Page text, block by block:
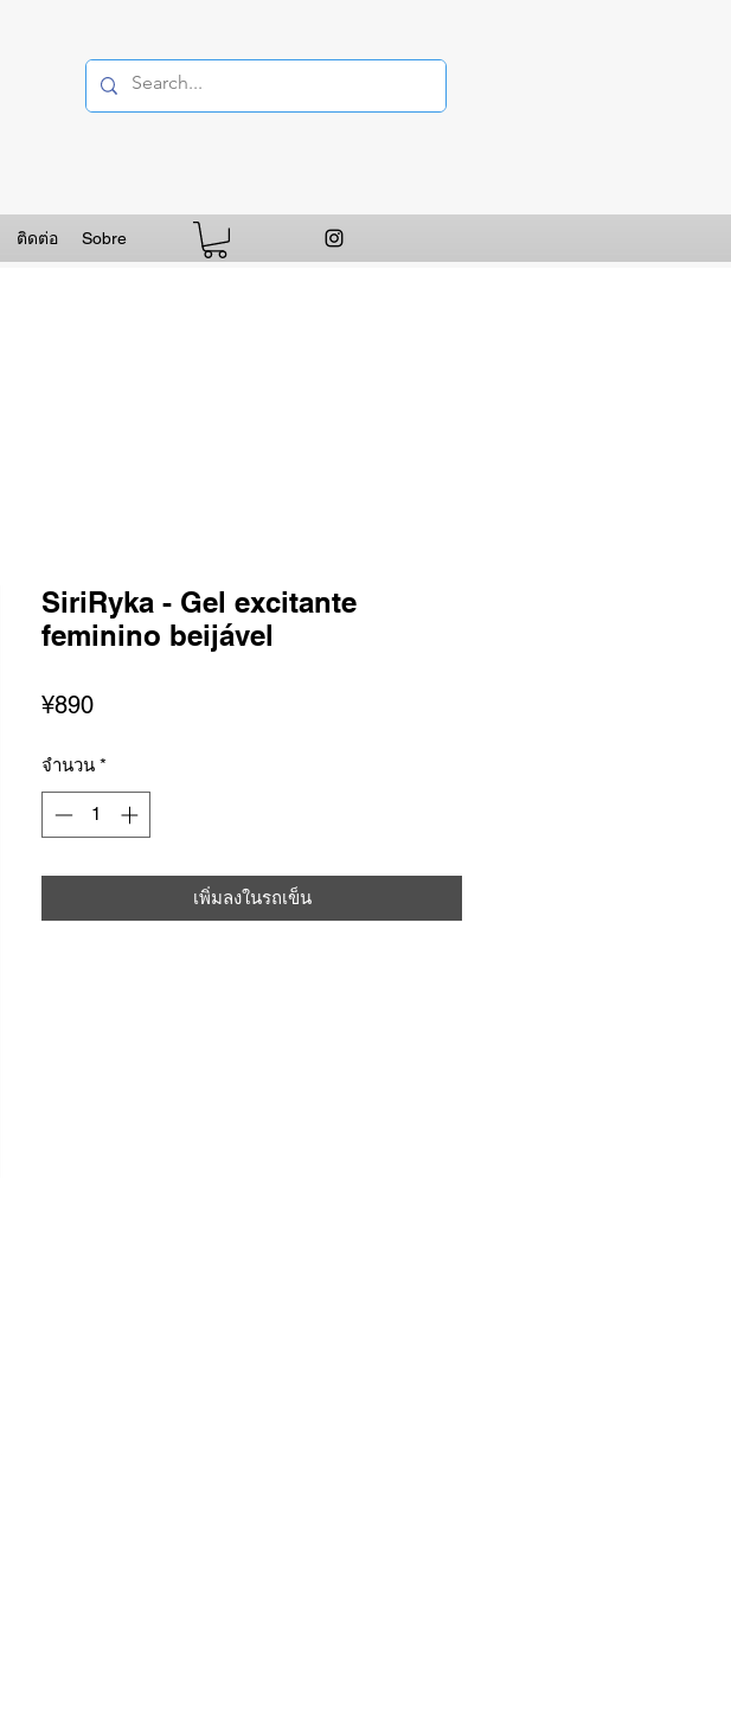
ติดต่อ Sobre
SiriRyka - Gel excitante
feminino beijável
¥890ราคา
จำนวน *
เพิ่มลงในรถเข็น